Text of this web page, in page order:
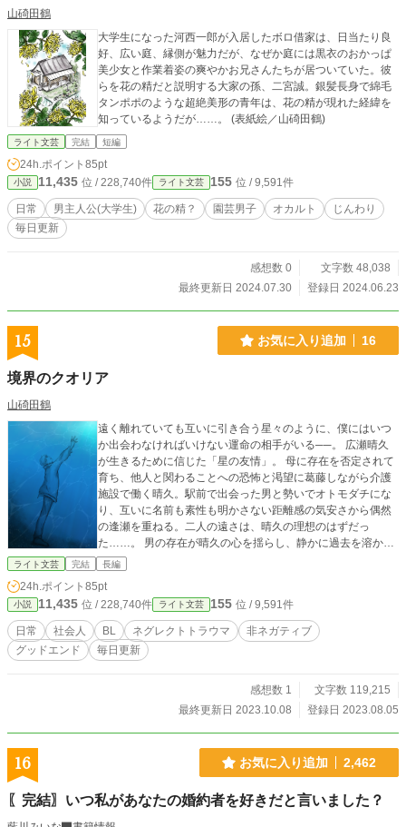
山碕田鶴
大学生になった河西一郎が入居したボロ借家は、日当たり良
好、広い庭、縁側が魅力だが、なぜか庭には黒衣のおかっぱ
美少女と作業着姿の爽やかお兄さんたちが居ついていた。彼
らを花の精だと説明する大家の孫、二宮誠。銀髪長身で綿毛
タンポポのような超絶美形の青年は、花の精が現れた経緯を
知っているようだが……。 (表紙絵／山碕田鶴)
ライト文芸 完結 短編
24h.ポイント 85pt
小説 11,435 位 / 228,740件 ライト文芸 155 位 / 9,591件
日常 男主人公(大学生) 花の精？ 園芸男子 オカルト
じんわり
毎日更新
感想数 0
文字数 48,038
最終更新日 2024.07.30
登録日 2024.06.23
15 お気に入り追加 16
境界のクオリア
山碕田鶴
遠く離れていても互いに引き合う星々のように、僕にはいつ
か出会わなければいけない運命の相手がいる──。 広瀬晴久
が生きるために信じた「星の友情」。 母に存在を否定されて
育ち、他人と関わることへの恐怖と渇望に葛藤しながら介護
施設で働く晴久。駅前で出会った男と勢いでオトモダチにな
り、互いに名前も素性も明かさない距離感の気安さから偶然
の逢瀬を重ねる。二人の遠さは、晴久の理想のはずだっ
た……。 男の存在が晴久の心を揺らし、静かに過去を溶か
し、やがて明日を変えていく。 ※ネグレクトの直接描写は極
ライト文芸 完結 長編
24h.ポイント 85pt
小説 11,435 位 / 228,740件 ライト文芸 155 位 / 9,591件
日常 社会人 BL ネグレクトトラウマ
非ネガティブ
グッドエンド
毎日更新
感想数 1
文字数 119,215
最終更新日 2023.10.08
登録日 2023.08.05
16 お気に入り追加 2,462
〖完結〗いつ私があなたの婚約者を好きだと言いました？